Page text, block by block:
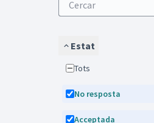
Estat
Tots
No resposta
Acceptada